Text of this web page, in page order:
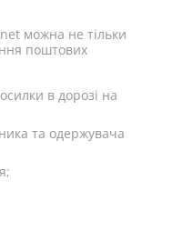
можна не тільки
поштових
в дорозі на
та одержувача